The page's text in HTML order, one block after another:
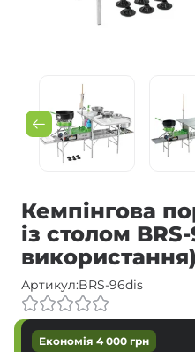
Кемпінгова
із столом
використання)
Артикул:BRS-96dis
Економія 4 000 грн